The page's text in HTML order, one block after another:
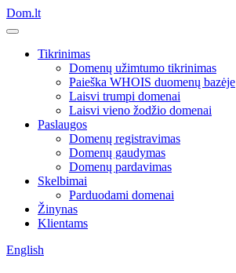
Dom.lt
Tikrinimas
Domenų užimtumo tikrinimas
Paieška WHOIS duomenų bazėje
Laisvi trumpi domenai
Laisvi vieno žodžio domenai
Paslaugos
Domenų registravimas
Domenų gaudymas
Domenų pardavimas
Skelbimai
Parduodami domenai
Žinynas
Klientams
English